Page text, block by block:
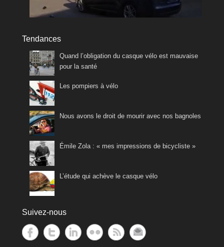
Tendances
Quand l’obligation du casque vélo est mauvaise
pour la santé
Les pompiers à vélo
Nous avons le droit de mourir avec nos bagnoles
Émile Zola : « mes impressions de bicycliste »
L’étude qui achève le casque vélo
Suivez-nous